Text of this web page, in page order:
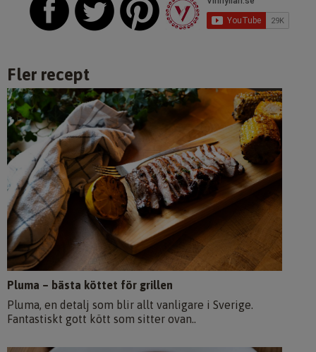
Fler recept
Pluma – bästa köttet för grillen
Pluma, en detalj som blir allt vanligare i Sverige.
Fantastiskt gott kött som sitter ovan..